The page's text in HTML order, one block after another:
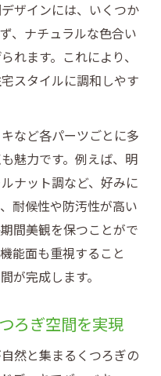
ザインには、いくつか
、ナチュラルな色合い
れます。これにより、
スタイルに調和しやす
など各パーツごとに多
魅力です。例えば、明
ナット調など、好みに
耐候性や防汚性が高い
間美観を保つことがで
能面も重視すること
が完成します。
ろぎ空間を実現
然と集まるくつろぎの